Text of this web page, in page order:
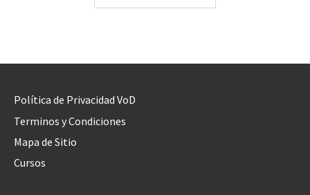
Política de Privacidad VoD
Terminos y Condiciones
Mapa de Sitio
Cursos